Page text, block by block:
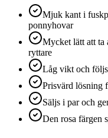
Mjuk kant i
ponnyhovar
Mycket lätt att ta
ryttare
Låg vikt och
Prisvärd lösning
Säljs i par och
Den rosa färgen